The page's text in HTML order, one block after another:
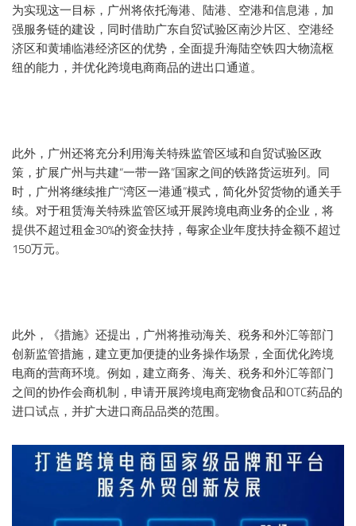
为实现这一目标，广州将依托海港、陆港、空港和信息港，加
强服务链的建设，同时借助广东自贸试验区南沙片区、空港经
济区和黄埔临港经济区的优势，全面提升海陆空铁四大物流枢
纽的能力，并优化跨境电商商品的进出口通道。
此外，广州还将充分利用海关特殊监管区域和自贸试验区政
策，扩展广州与共建“一带一路”国家之间的铁路货运班列。同
时，广州将继续推广“湾区一港通”模式，简化外贸货物的通关手
续。对于租赁海关特殊监管区域开展跨境电商业务的企业，将
提供不超过租金30%的资金扶持，每家企业年度扶持金额不超过
150万元。
此外，《措施》还提出，广州将推动海关、税务和外汇等部门
创新监管措施，建立更加便捷的业务操作场景，全面优化跨境
电商的营商环境。例如，建立商务、海关、税务和外汇等部门
之间的协作会商机制，申请开展跨境电商宠物食品和OTC药品的
进口试点，并扩大进口商品品类的范围。